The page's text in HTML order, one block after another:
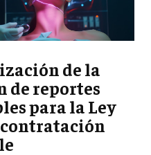
PROYECTOS
Y CADENA
CONTINUA
de la
de reportes
para la Ley